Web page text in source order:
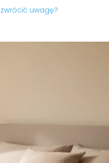
uwagę?